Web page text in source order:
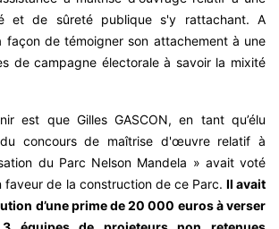
et de sûreté publique s'y rattachant. A
façon de témoigner son attachement à une
de campagne électorale à savoir la mixité
est que Gilles GASCON, en tant qu’élu
concours de maîtrise d'œuvre relatif à
du Parc Nelson Mandela » avait voté
faveur de la construction de ce Parc. Il avait
d’une prime de 20 000 euros à verser